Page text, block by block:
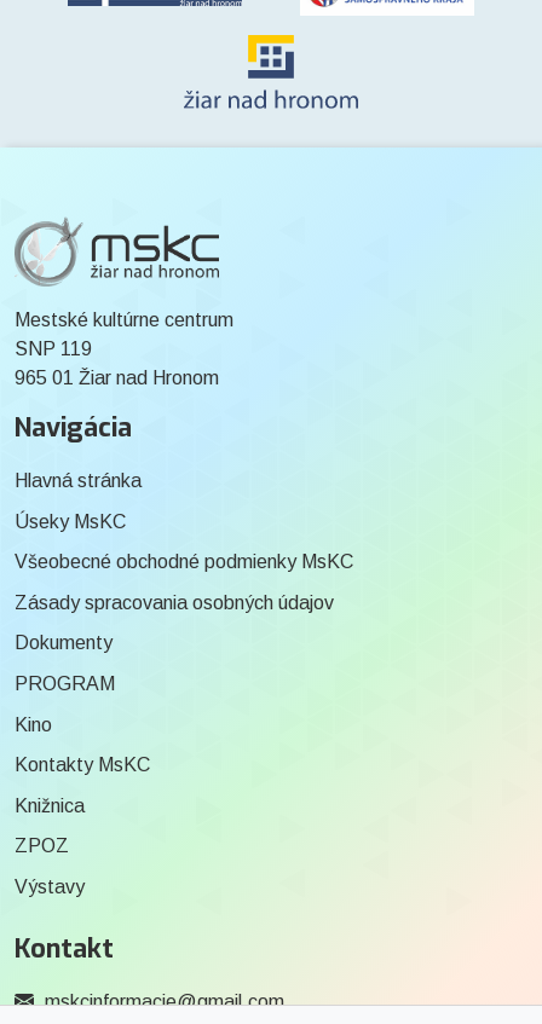
Mestské kultúrne centrum
SNP 119
965 01 Žiar nad Hronom
Navigácia
Hlavná stránka
Úseky MsKC
Všeobecné obchodné podmienky MsKC
Zásady spracovania osobných údajov
Dokumenty
PROGRAM
Kino
Kontakty MsKC
Knižnica
ZPOZ
Výstavy
Kontakt
mskcinformacie@gmail.com